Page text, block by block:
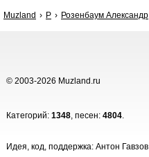
Muzland Р Розенбаум Александр
© 2003-2026 Muzland.ru
Категорий: 1348, песен: 4804.
Идея, код, поддержка: Антон Гавзов